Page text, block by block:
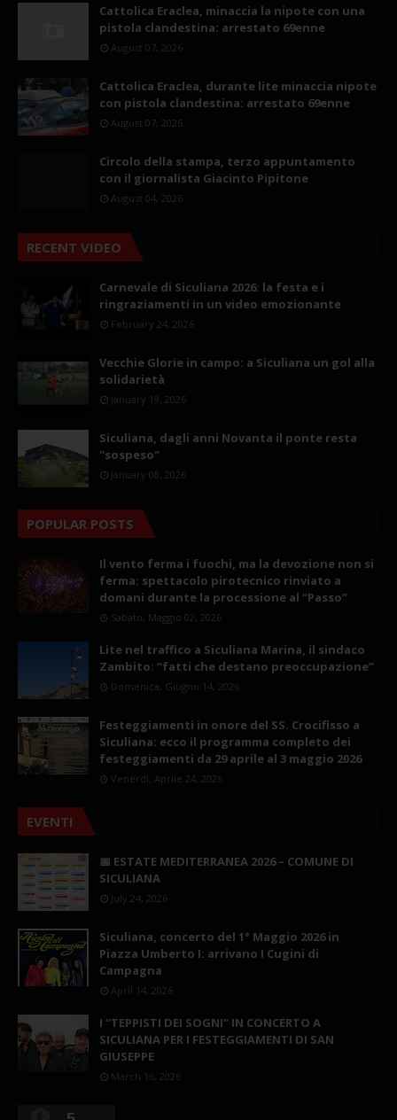
Cattolica Eraclea, minaccia la nipote con una
pistola clandestina: arrestato 69enne
August 07, 2026
Cattolica Eraclea, durante lite minaccia nipote
con pistola clandestina: arrestato 69enne
August 07, 2026
Circolo della stampa, terzo appuntamento
con il giornalista Giacinto Pipitone
August 04, 2026
RECENT VIDEO
Carnevale di Siculiana 2026: la festa e i
ringraziamenti in un video emozionante
February 24, 2026
Vecchie Glorie in campo: a Siculiana un gol alla
solidarietà
January 19, 2026
Siculiana, dagli anni Novanta il ponte resta
"sospeso"
January 08, 2026
POPULAR POSTS
Il vento ferma i fuochi, ma la devozione non si
ferma: spettacolo pirotecnico rinviato a
domani durante la processione al “Passo”
Sabato, Maggio 02, 2026
Lite nel traffico a Siculiana Marina, il sindaco
Zambito: “fatti che destano preoccupazione”
Domenica, Giugno 14, 2026
Festeggiamenti in onore del SS. Crocifisso a
Siculiana: ecco il programma completo dei
festeggiamenti da 29 aprile al 3 maggio 2026
Venerdì, Aprile 24, 2026
EVENTI
📅 ESTATE MEDITERRANEA 2026 – COMUNE DI
SICULIANA
July 24, 2026
Siculiana, concerto del 1° Maggio 2026 in
Piazza Umberto I: arrivano I Cugini di
Campagna
April 14, 2026
I “TEPPISTI DEI SOGNI” IN CONCERTO A
SICULIANA PER I FESTEGGIAMENTI DI SAN
GIUSEPPE
March 16, 2026